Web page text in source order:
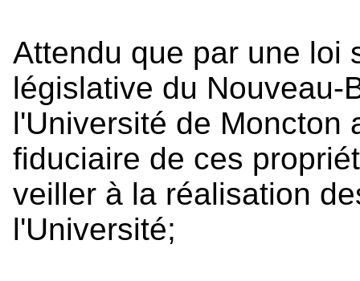
Attendu que par une loi
législative du Nouveau-
l'Université de Moncton
fiduciaire de ces
veiller à la réalisation
l'Université;